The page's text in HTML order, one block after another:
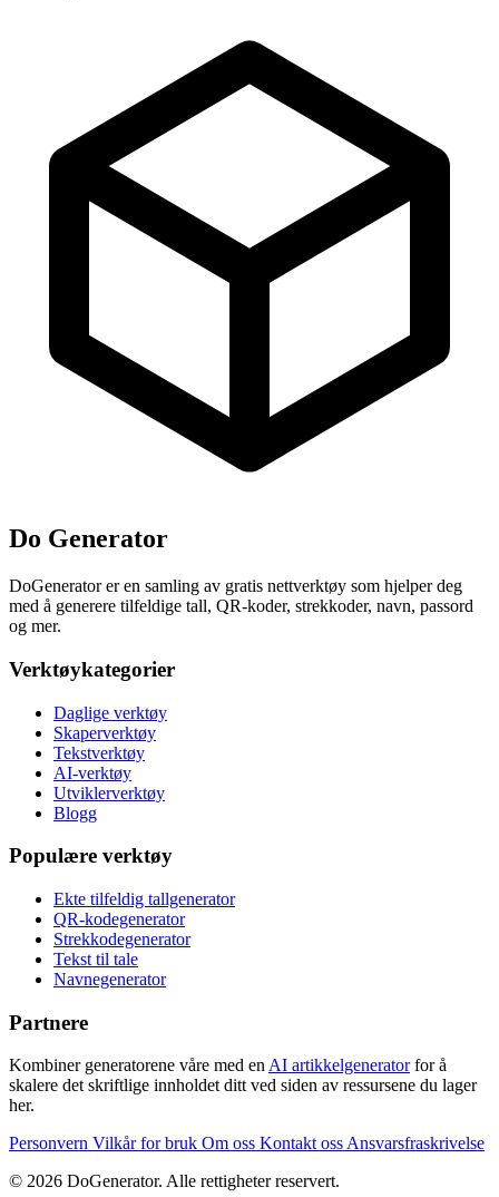
Do Generator
DoGenerator er en samling av gratis nettverktøy som hjelper deg
med å generere tilfeldige tall, QR-koder, strekkoder, navn, passord
og mer.
Verktøykategorier
Daglige verktøy
Skaperverktøy
Tekstverktøy
AI-verktøy
Utviklerverktøy
Blogg
Populære verktøy
Ekte tilfeldig tallgenerator
QR-kodegenerator
Strekkodegenerator
Tekst til tale
Navnegenerator
Partnere
Kombiner generatorene våre med enAI artikkelgeneratorfor å
skalere det skriftlige innholdet ditt ved siden av ressursene du lager
her.
Personvern Vilkår for bruk Om oss Kontakt ossAnsvarsfraskrivelse
© 2026 DoGenerator. Alle rettigheter reservert.